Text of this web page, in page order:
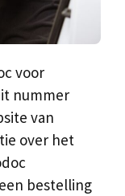
voor
nummer
van
over het
bestelling